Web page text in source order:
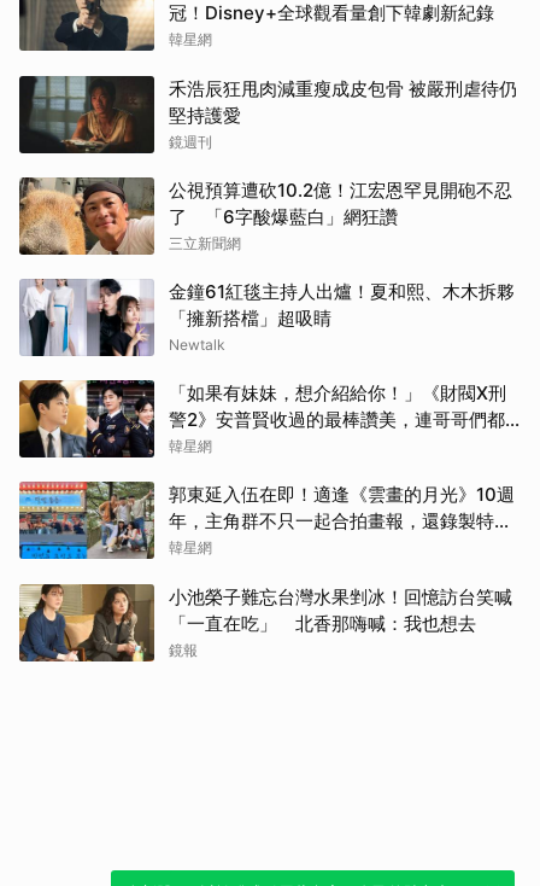
冠！Disney+全球觀看量創下韓劇新紀錄
韓星網
禾浩辰狂甩肉減重瘦成皮包骨 被嚴刑虐待仍
堅持護愛
鏡週刊
公視預算遭砍10.2億！江宏恩罕見開砲不忍
了 「6字酸爆藍白」網狂讚
三立新聞網
金鐘61紅毯主持人出爐！夏和熙、木木拆夥
「擁新搭檔」超吸睛
Newtalk
「如果有妹妹，想介紹給你！」《財閥X刑
警2》安普賢收過的最棒讚美，連哥哥們都
認證的好品格～
韓星網
郭東延入伍在即！適逢《雲畫的月光》10週
年，主角群不只一起合拍畫報，還錄製特別
節目
韓星網
小池榮子難忘台灣水果剉冰！回憶訪台笑喊
「一直在吃」 北香那嗨喊：我也想去
鏡報